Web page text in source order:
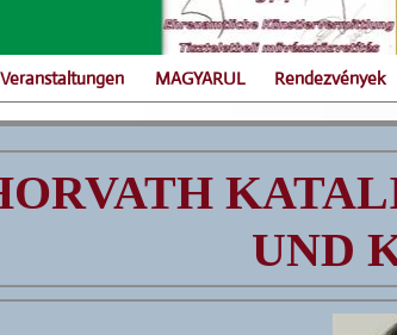
Veranstaltungen MAGYARUL Rendezvények
UND